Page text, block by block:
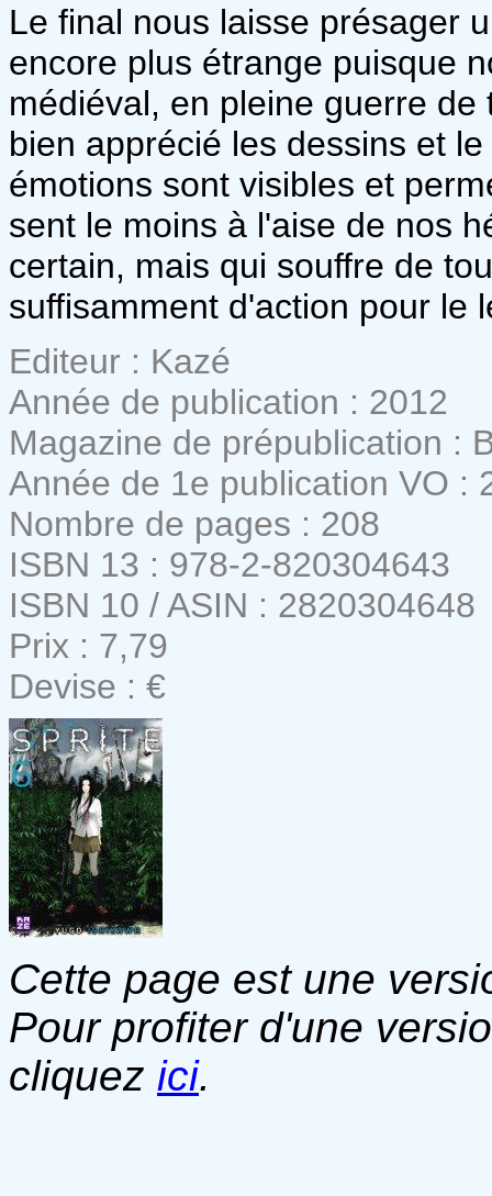
Le final nous laisse présager
encore plus étrange puisque
médiéval, en pleine guerre
bien apprécié les dessins et
émotions sont visibles et
sent le moins à l'aise de nos
certain, mais qui souffre de
suffisamment d'action pour le
Editeur : Kazé
Année de publication : 2012
Magazine de prépublication :
Année de 1e publication VO :
Nombre de pages : 208
ISBN 13 : 978-2-820304643
ISBN 10 / ASIN : 2820304648
Prix : 7,79
Devise : €
Cette page est une
Pour profiter d'une
cliquez ici.